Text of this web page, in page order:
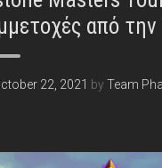
από
22, 2021 by Team